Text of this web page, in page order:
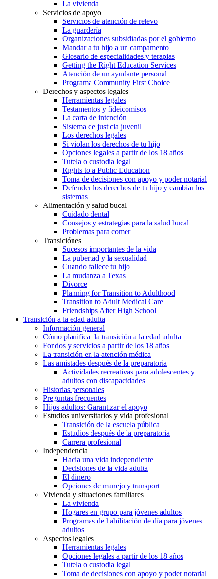
La vivienda
Servicios de apoyo
Servicios de atención de relevo
La guardería
Organizaciones subsidiadas por el gobierno
Mandar a tu hijo a un campamento
Glosario de especialidades y terapias
Getting the Right Education Services
Atención de un ayudante personal
Programa Community First Choice
Derechos y aspectos legales
Herramientas legales
Testamentos y fideicomisos
La carta de intención
Sistema de justicia juvenil
Los derechos legales
Si violan los derechos de tu hijo
Opciones legales a partir de los 18 años
Tutela o custodia legal
Rights to a Public Education
Toma de decisiones con apoyo y poder notarial
Defender los derechos de tu hijo y cambiar los
sistemas
Alimentación y salud bucal
Cuidado dental
Consejos y estrategias para la salud bucal
Problemas para comer
Transiciónes
Sucesos importantes de la vida
La pubertad y la sexualidad
Cuando fallece tu hijo
La mudanza a Texas
Divorce
Planning for Transition to Adulthood
Transition to Adult Medical Care
Friendships After High School
Transición a la edad adulta
Información general
Cómo planificar la transición a la edad adulta
Fondos y servicios a partir de los 18 años
La transición en la atención médica
Las amistades después de la preparatoria
Actividades recreativas para adolescentes y
adultos con discapacidades
Historias personales
Preguntas frecuentes
Hijos adultos: Garantizar el apoyo
Estudios universitarios y vida profesional
Transición de la escuela pública
Estudios después de la preparatoria
Carrera profesional
Independencia
Hacia una vida independiente
Decisiones de la vida adulta
El dinero
Opciones de manejo y transport
Vivienda y situaciones familiares
La vivienda
Hogares en grupo para jóvenes adultos
Programas de habilitación de día para jóvenes
adultos
Aspectos legales
Herramientas legales
Opciones legales a partir de los 18 años
Tutela o custodia legal
Toma de decisiones con apoyo y poder notarial